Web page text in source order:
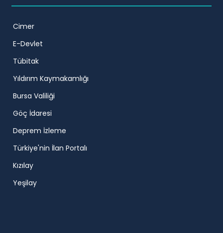
Cimer
E-Devlet
Tübitak
Yıldırım Kaymakamlığı
Bursa Valiliği
Göç İdaresi
Deprem İzleme
Türkiye'nin İlan Portalı
Kızılay
Yeşilay